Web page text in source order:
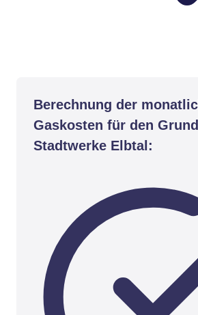
Berechnung der
Gaskosten für den
Stadtwerke Elbtal: